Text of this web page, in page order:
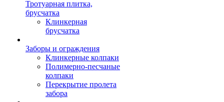
Тротуарная плитка,
брусчатка
Клинкерная
брусчатка
Заборы и ограждения
Клинкерные колпаки
Полимерно-песчаные
колпаки
Перекрытие пролета
забора